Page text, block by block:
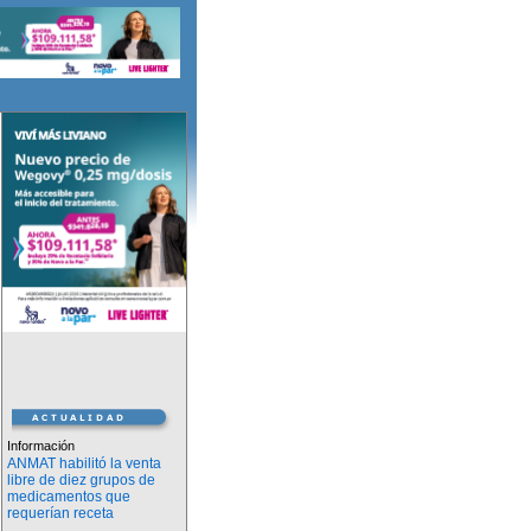
Información
ANMAT habilitó la venta
libre de diez grupos de
medicamentos que
requerían receta